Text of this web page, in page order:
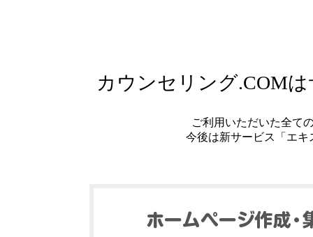
カウンセリング.COM
ご利用いただいた全て
今後は新サービス「エ